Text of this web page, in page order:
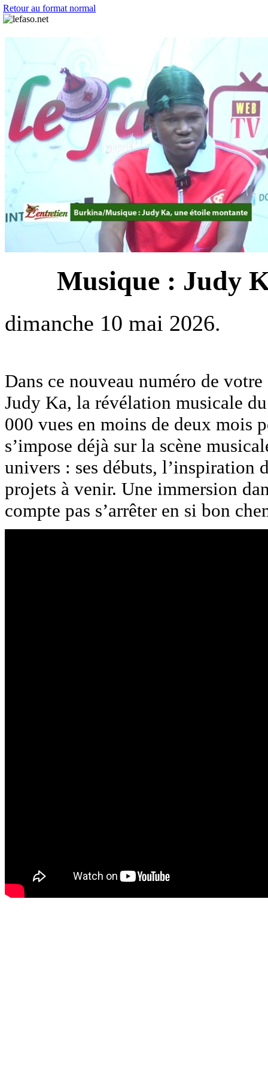
Retour au format normal
Musique : Judy
dimanche 10 mai 2026.
‎Dans ce nouveau numéro de votre
Judy Ka, la révélation musicale
000 vues en moins de deux mois
s’impose déjà sur la scène
univers : ses débuts, l’inspiration
projets à venir. Une immersion
compte pas s’arrêter en si bon